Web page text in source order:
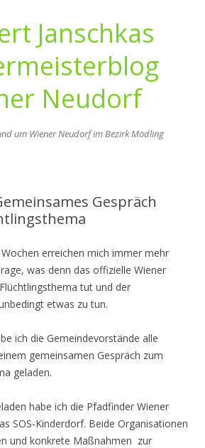
Janschkas
Neudorf
um Wiener Neudorf im Bezirk Mödling
Gespräch
erreichen mich immer mehr
was denn das offizielle Wiener
tut und der
etwas zu tun.
ich die Gemeindevorstände alle
gemeinsamen Gespräch zum
geladen.
habe ich die Pfadfinder Wiener
SOS-Kinderdorf. Beide Organisationen
und konkrete Maßnahmen zur